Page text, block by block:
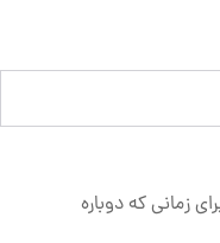
زمانی که دوباره